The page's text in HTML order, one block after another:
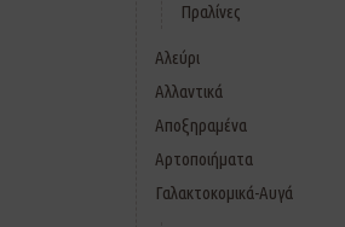
Πραλίνες
Αλεύρι
Αλλαντικά
Αποξηραμένα
Αρτοποιήματα
Γαλακτοκομικά-Αυγά